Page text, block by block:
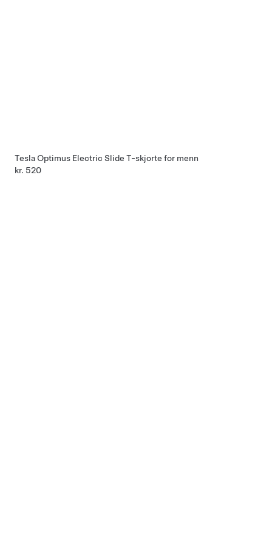
Tesla Optimus Electric Slide T-skjorte for menn
kr. 520